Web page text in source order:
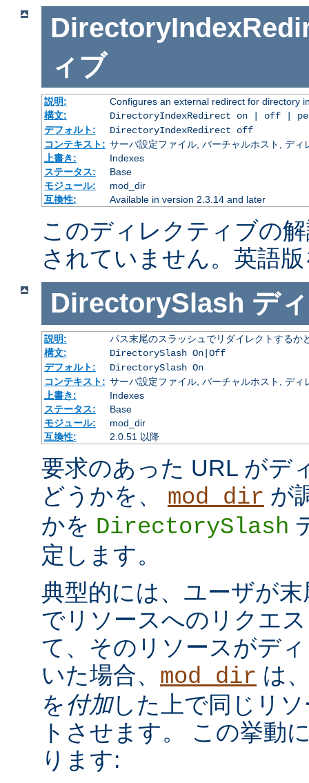
ィブ
説明:
Configures an external redirect for directory
構文:
DirectoryIndexRedirect on | off |
デフォルト:
DirectoryIndexRedirect off
コンテキスト: サーバ設定ファイル, バーチャルホスト, ディ
上書き:
Indexes
ステータス:
Base
モジュール:
mod_dir
互換性:
Available in version 2.3.14 and later
このディレクティブの
されていません。英語
DirectorySlash デ
説明:
パス末尾のスラッシュでリダイレクトするか
構文:
DirectorySlash On|Off
デフォルト:
DirectorySlash On
コンテキスト: サーバ設定ファイル, バーチャルホスト, ディ
上書き:
Indexes
ステータス:
Base
モジュール:
mod_dir
互換性:
2.0.51 以降
要求のあった URL がデ
どうかを、 mod_dir が
かを DirectorySlash
定します。
典型的には、ユーザが
でリソースへのリクエ
て、そのリソースがデ
いた場合、 mod_dir は
を付加した上で同じリ
トさせます。 この挙動
ります: